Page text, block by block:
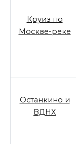
Круиз по
Москве-реке
Останкино и
ВДНХ